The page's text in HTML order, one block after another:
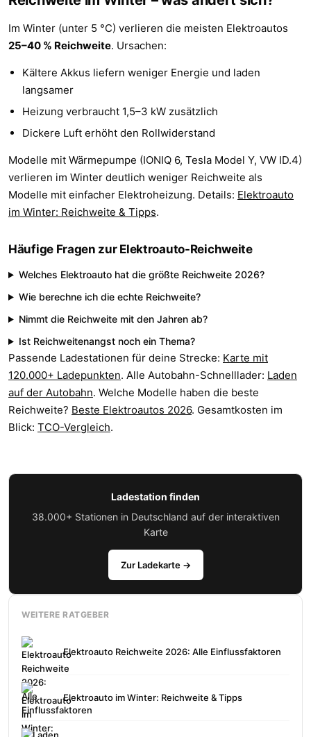
Im Winter (unter 5 °C) verlieren die meisten Elektroautos
25–40 % Reichweite. Ursachen:
Kältere Akkus liefern weniger Energie und laden
langsamer
Heizung verbraucht 1,5–3 kW zusätzlich
Dickere Luft erhöht den Rollwiderstand
Modelle mit Wärmepumpe (IONIQ 6, Tesla Model Y, VW ID.4)
verlieren im Winter deutlich weniger Reichweite als
Modelle mit einfacher Elektroheizung. Details: Elektroauto
im Winter: Reichweite & Tipps.
Häufige Fragen zur Elektroauto-Reichweite
Welches Elektroauto hat die größte Reichweite 2026?
Wie berechne ich die echte Reichweite?
Nimmt die Reichweite mit den Jahren ab?
Ist Reichweitenangst noch ein Thema?
Passende Ladestationen für deine Strecke: Karte mit
120.000+ Ladepunkten. Alle Autobahn-Schnelllader: Laden
auf der Autobahn. Welche Modelle haben die beste
Reichweite? Beste Elektroautos 2026. Gesamtkosten im
Blick: TCO-Vergleich.
Ladestation finden
38.000+ Stationen in Deutschland auf der interaktiven
Karte
Zur Ladekarte →
WEITERE RATGEBER
Elektroauto Reichweite 2026: Alle Einflussfaktoren
Elektroauto im Winter: Reichweite & Tipps